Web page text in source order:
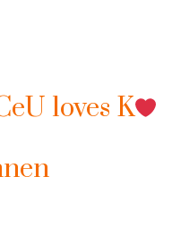
loves K